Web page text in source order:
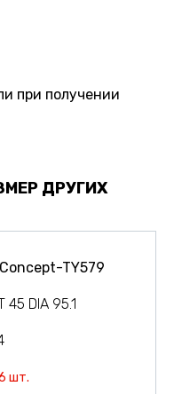
при получении
ДРУГИХ
TY579
45 DIA 95.1
шт.